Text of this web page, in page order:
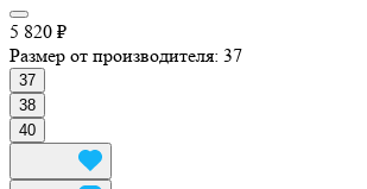
5 820 ₽
Размер от производителя: 37
37
38
40